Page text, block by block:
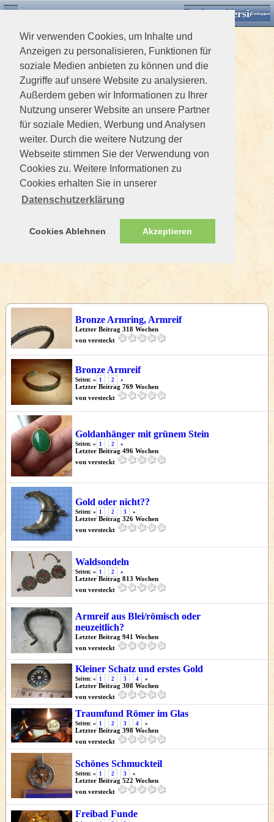
Wir verwenden Cookies, um Inhalte und
Anzeigen zu personalisieren, Funktionen für
soziale Medien anbieten zu können und die
Zugriffe auf unsere Website zu analysieren.
Außerdem geben wir Informationen zu Ihrer
Nutzung unserer Website an unsere Partner
für soziale Medien, Werbung und Analysen
weiter. Durch die weitere Nutzung der
Webseite stimmen Sie der Verwendung von
Cookies zu. Weitere Informationen zu
Cookies erhalten Sie in unserer
Datenschutzerklärung
Cookies Ablehnen Akzeptieren
Desktop VersionEinloggen
Bronze Armring, Armreif
Letzter Beitrag 318 Wochen
von versteckt
Bronze Armreif
Seiten: « 1 2 »
Letzter Beitrag 769 Wochen
von versteckt
Goldanhänger mit grünem Stein
Seiten: « 1 2 »
Letzter Beitrag 496 Wochen
von versteckt
Gold oder nicht??
Seiten: « 1 2 3 »
Letzter Beitrag 326 Wochen
von versteckt
Waldsondeln
Seiten: « 1 2 »
Letzter Beitrag 813 Wochen
von versteckt
Armreif aus Blei/römisch oder
neuzeitlich?
Letzter Beitrag 941 Wochen
von versteckt
Kleiner Schatz und erstes Gold
Seiten: « 1 2 3 4 »
Letzter Beitrag 308 Wochen
von versteckt
Traumfund Römer im Glas
Seiten: « 1 2 3 4 »
Letzter Beitrag 398 Wochen
von versteckt
Schönes Schmuckteil
Seiten: « 1 2 3 »
Letzter Beitrag 522 Wochen
von versteckt
Freibad Funde